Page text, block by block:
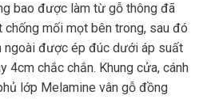
bao được làm từ gỗ thông đã
mối mọt bên trong, sau đó
ngoài được ép đúc dưới áp suất
4cm chắc chắn. Khung cửa, cánh
lớp Melamine vân gỗ đồng